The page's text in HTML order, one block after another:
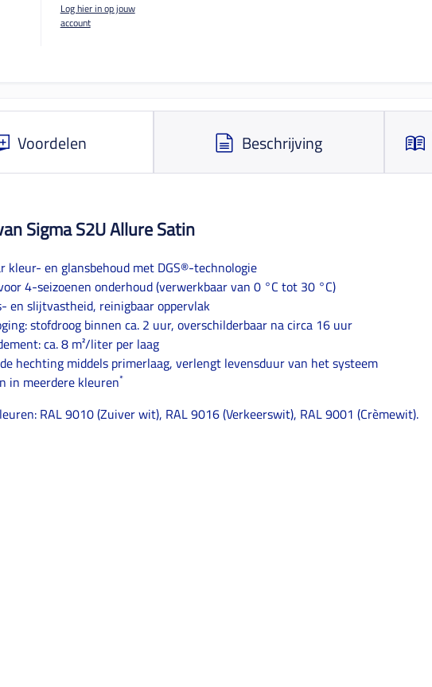
Log hier in op jouw
account
Voordelen Beschrijving
Sigma S2U Allure Satin
kleur- en glansbehoud met DGS®-technologie
4-seizoenen onderhoud (verwerkbaar van 0 °C tot 30 °C)
en slijtvastheid, reinigbaar oppervlak
stofdroog binnen ca. 2 uur, overschilderbaar na circa 16 uur
ca. 8 m²/liter per laag
hechting middels primerlaag, verlengt levensduur van het systeem
in meerdere kleuren*
RAL 9010 (Zuiver wit), RAL 9016 (Verkeerswit), RAL 9001 (Crèmewit).